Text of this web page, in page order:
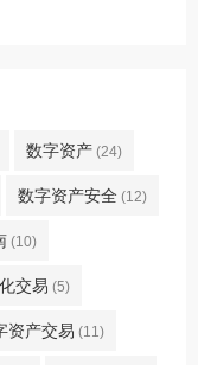
数字资产 (24)
数字资产安全 (12)
(10)
交易 (5)
资产交易 (11)